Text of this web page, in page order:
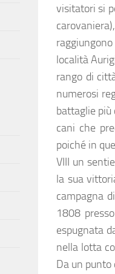
visitatori si
località
rango di
numerosi
battaglie più
cani che
poiché in
VIII un
la sua
campagna
1808
espugnata
nella lotta
Da un